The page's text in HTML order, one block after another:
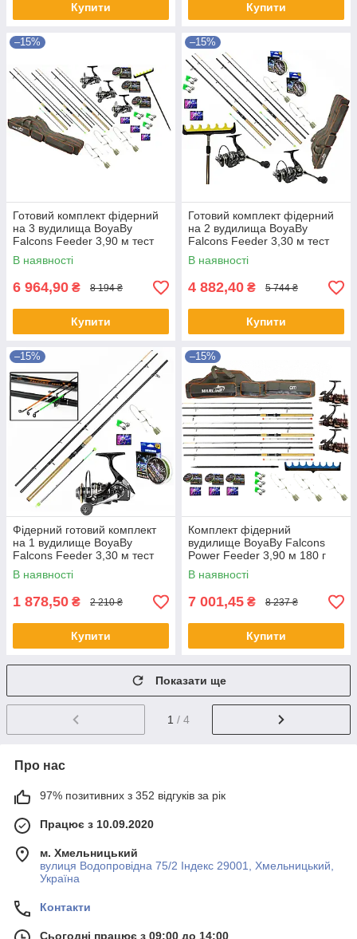
Купити Купити
–15%
Готовий комплект фідерний
на 3 вудилища BoyaBy
Falcons Feeder 3,90 м тест
180 г
В наявності
6 964,90 ₴ 8 194 ₴
Купити
–15%
Готовий комплект фідерний
на 2 вудилища BoyaBy
Falcons Feeder 3,30 м тест
180 г
В наявності
4 882,40 ₴ 5 744 ₴
Купити
–15%
Фідерний готовий комплект
на 1 вудилище BoyaBy
Falcons Feeder 3,30 м тест
180 г
В наявності
1 878,50 ₴ 2 210 ₴
Купити
–15%
Комплект фідерний
вудилище BoyaBy Falcons
Power Feeder 3,90 м 180 г
Котушка ST 5000 Шнур 150 м
В наявності
7 001,45 ₴ 8 237 ₴
Купити
Показати ще
1 / 4
Про нас
97% позитивних з 352 відгуків за рік
Працює з 10.09.2020
м. Хмельницький
вулиця Водопровідна 75/2 Індекс 29001, Хмельницький,
Україна
Контакти
Сьогодні працює з 09:00 до 14:00